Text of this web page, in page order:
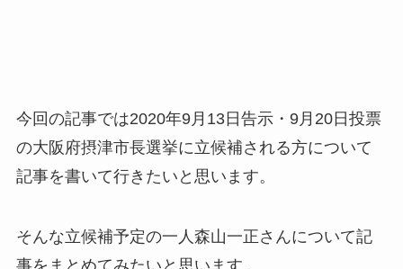
今回の記事では2020年9月13日告示・9月20日投票
の大阪府摂津市長選挙に立候補される方について
記事を書いて行きたいと思います。
そんな立候補予定の一人森山一正さんについて記